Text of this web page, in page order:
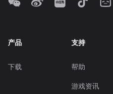
产品
下载
支持
帮助
游戏资讯